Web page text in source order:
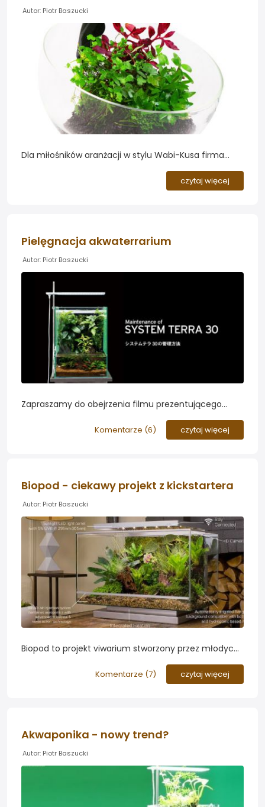
Autor: Piotr Baszucki
Dla miłośników aranżacji w stylu Wabi-Kusa firma
szklanych naczyń wraz z oświetleniem. Zapraszamy
czytaj więcej
Pielęgnacja akwaterrarium
Autor: Piotr Baszucki
Zapraszamy do obejrzenia filmu prezentującego
przygotowany przez firmę ADA w ramach promocji
Komentarze (6) czytaj więcej
Biopod - ciekawy projekt z kickstartera
Autor: Piotr Baszucki
Biopod to projekt viwarium stworzony przez młodych
platformie kickstarter. Jego cechą jest nowoczesny
styl i współpraca z aplikacjami na smartfony...
Komentarze (7) czytaj więcej
Akwaponika - nowy trend?
Autor: Piotr Baszucki